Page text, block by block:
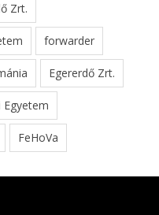
Zrt.
forwarder
Egererdő Zrt.
Egyetem
FeHoVa